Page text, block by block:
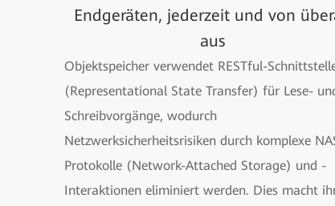
Endgeräten, jederzeit und von
aus
Objektspeicher verwendet RESTful-
(Representational State Transfer) für Lese-
Schreibvorgänge, wodurch
Netzwerksicherheitsrisiken durch komplexe
Protokolle (Network-Attached Storage) und -
Interaktionen eliminiert werden. Dies macht